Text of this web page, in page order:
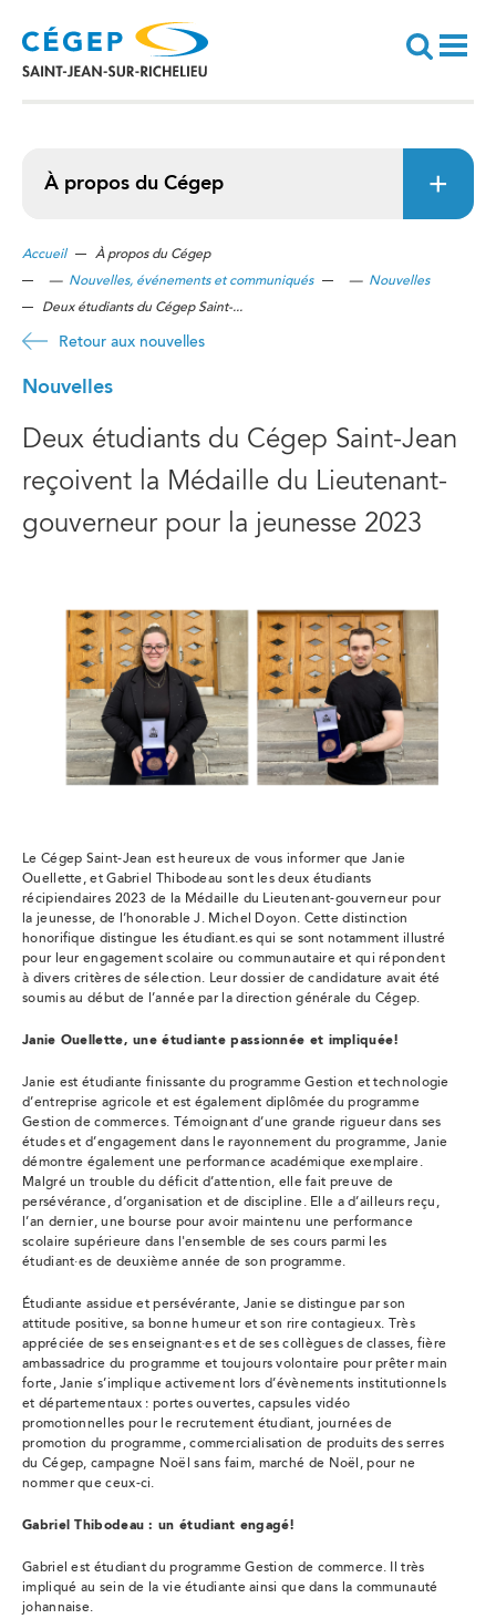
contenu
principal
Recherche
À propos du Cégep
Accueil
À propos du Cégep
— Nouvelles, événements et communiqués — Nouvelles
Deux étudiants du Cégep Saint-...
Retour aux nouvelles
Nouvelles
Deux étudiants du Cégep Saint-Jean
reçoivent la Médaille du Lieutenant-
gouverneur pour la jeunesse 2023
Le Cégep Saint-Jean est heureux de vous informer que Janie
Ouellette, et Gabriel Thibodeau sont les deux étudiants
récipiendaires 2023 de la Médaille du Lieutenant-gouverneur pour
la jeunesse, de l’honorable J. Michel Doyon. Cette distinction
honorifique distingue les étudiant.es qui se sont notamment illustré
pour leur engagement scolaire ou communautaire et qui répondent
à divers critères de sélection. Leur dossier de candidature avait été
soumis au début de l’année par la direction générale du Cégep.
Janie Ouellette, une étudiante passionnée et impliquée!
Janie est étudiante finissante du programme Gestion et technologie
d’entreprise agricole et est également diplômée du programme
Gestion de commerces. Témoignant d’une grande rigueur dans ses
études et d’engagement dans le rayonnement du programme, Janie
démontre également une performance académique exemplaire.
Malgré un trouble du déficit d’attention, elle fait preuve de
persévérance, d’organisation et de discipline. Elle a d’ailleurs reçu,
l’an dernier, une bourse pour avoir maintenu une performance
scolaire supérieure dans l'ensemble de ses cours parmi les
étudiant·es de deuxième année de son programme.
Étudiante assidue et persévérante, Janie se distingue par son
attitude positive, sa bonne humeur et son rire contagieux. Très
appréciée de ses enseignant·es et de ses collègues de classes, fière
ambassadrice du programme et toujours volontaire pour prêter main
forte, Janie s’implique activement lors d’évènements institutionnels
et départementaux : portes ouvertes, capsules vidéo
promotionnelles pour le recrutement étudiant, journées de
promotion du programme, commercialisation de produits des serres
du Cégep, campagne Noël sans faim, marché de Noël, pour ne
nommer que ceux-ci.
Gabriel Thibodeau : un étudiant engagé!
Gabriel est étudiant du programme Gestion de commerce. Il très
impliqué au sein de la vie étudiante ainsi que dans la communauté
johannaise.